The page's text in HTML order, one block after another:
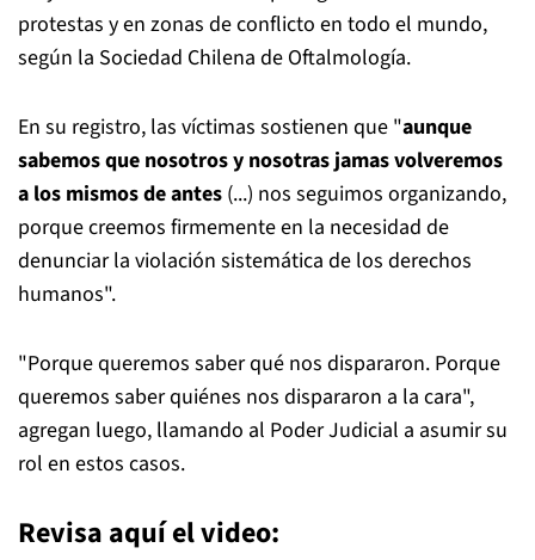
protestas y en zonas de conflicto en todo el mundo,
según la Sociedad Chilena de Oftalmología.
En su registro, las víctimas sostienen que "aunque
sabemos que nosotros y nosotras jamas volveremos
a los mismos de antes (...) nos seguimos organizando,
porque creemos firmemente en la necesidad de
denunciar la violación sistemática de los derechos
humanos".
"Porque queremos saber qué nos dispararon. Porque
queremos saber quiénes nos dispararon a la cara",
agregan luego, llamando al Poder Judicial a asumir su
rol en estos casos.
Revisa aquí el video: